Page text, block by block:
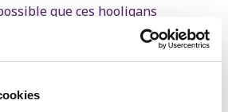
que ces hooligans
pu se promener en ville sans
policier ? » interroge Julien
doit normalement les connaître.
n’ont pas été arrêtés ? Nous